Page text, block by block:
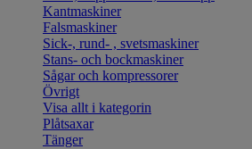
Kantmaskiner
Falsmaskiner
Sick-, rund- , svetsmaskiner
Stans- och bockmaskiner
Sågar och kompressorer
Övrigt
Visa allt i kategorin
Plåtsaxar
Tänger